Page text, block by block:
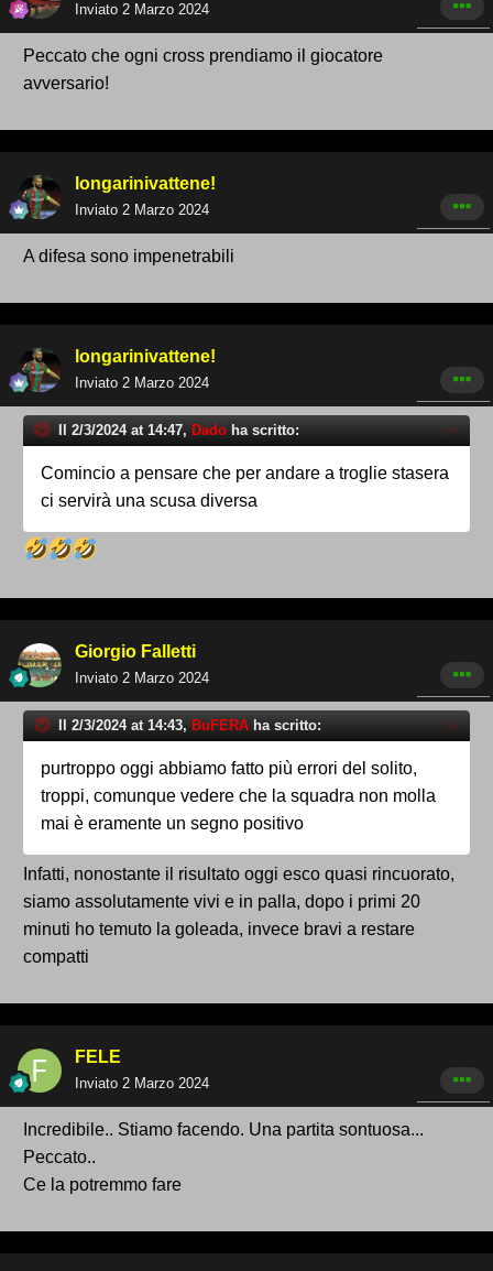
Inviato 2 Marzo 2024
Peccato che ogni cross prendiamo il giocatore
avversario!
longarinivattene!
Inviato 2 Marzo 2024
A difesa sono impenetrabili
longarinivattene!
Inviato 2 Marzo 2024
Il 2/3/2024 at 14:47, Dado ha scritto:
Comincio a pensare che per andare a troglie stasera
ci servirà una scusa diversa
Giorgio Falletti
Inviato 2 Marzo 2024
Il 2/3/2024 at 14:43, BuFERA ha scritto:
purtroppo oggi abbiamo fatto più errori del solito,
troppi, comunque vedere che la squadra non molla
mai è eramente un segno positivo
Infatti, nonostante il risultato oggi esco quasi rincuorato,
siamo assolutamente vivi e in palla, dopo i primi 20
minuti ho temuto la goleada, invece bravi a restare
compatti
FELE
Inviato 2 Marzo 2024
Incredibile.. Stiamo facendo. Una partita sontuosa...
Peccato..
Ce la potremmo fare